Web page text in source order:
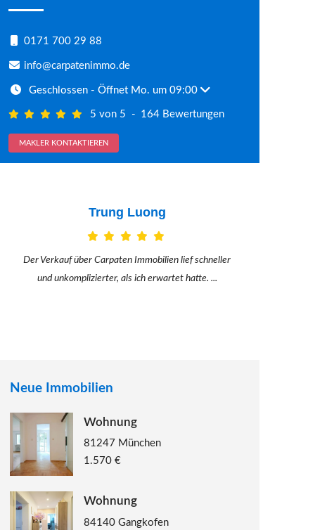
0171 700 29 88
info@carpatenimmo.de
Geschlossen - Öffnet Mo. um 09:00
5 von 5 - 164 Bewertungen
MAKLER KONTAKTIEREN
Claudia Bergrath
Danke an Carpaten Immobilien und besonders an Frau
Adriana Sarca. Sie war viele Monate mehr als ...
Neue Immobilien
Wohnung
81247 München
1.570 €
Wohnung
84140 Gangkofen